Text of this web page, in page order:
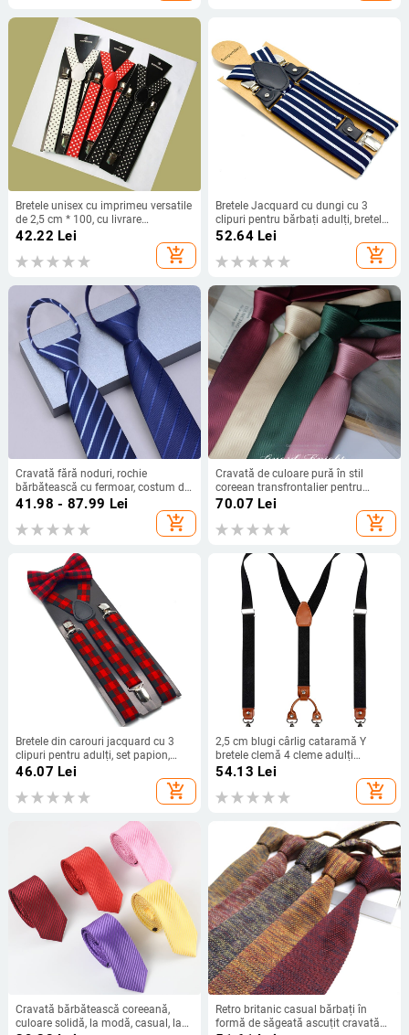
Bretele unisex cu imprimeu versatile
de 2,5 cm * 100, cu livrare
transfrontalieră, producător, vânzări
42.22 Lei
add_shopping_cart
Bretele Jacquard cu dungi cu 3
clipuri pentru bărbați adulți, bretele
elastice pentru cămașă, bretele de
52.64Lei
add_shopping_cart
Cravată fără noduri, rochie
bărbătească cu fermoar, costum de
mire de afaceri pentru bărbați,
negru, albastru, leneș, ușor de tras
41.98 - 87.99 Lei
add_shopping_cart
Cravată de culoare pură în stil
coreean transfrontalier pentru
bărbați, ținută formală casual,
versiune îngustă, stil DK Preppy,
negru, la modă
70.07 Lei
add_shopping_cart
Bretele din carouri jacquard cu 3
clipuri pentru adulți, set papion,
unisex, curea de colocare pentru
46.07 Lei
add_shopping_cart
2,5 cm blugi cârlig cataramă Y
bretele clemă 4 cleme adulți
cămașă costum salopetă accesorii
54.13 Lei
add_shopping_cart
Cravată bărbătească coreeană,
culoare solidă, la modă, casual, la
Retro britanic casual bărbați în
formă de săgeată ascuțit cravată